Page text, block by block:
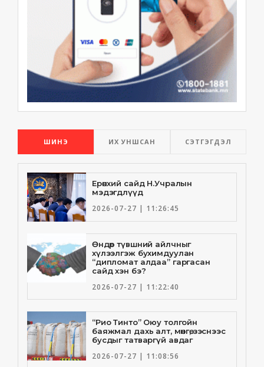
ШИНЭ ИХ УНШСАН СЭТГЭГДЭЛ
Ерөнхий сайд Н.Учралын
мэдэгдлүүд
2026-07-27 | 11:26:45
Өндөр түвшний айлчныг
хүлээлгэж бухимдуулан
“дипломат алдаа” гаргасан
сайд хэн бэ?
2026-07-27 | 11:22:40
“Рио Тинто” Оюу толгойн
баяжмал дахь алт, мөнгө, зэснээс
бусдыг татваргүй авдаг
2026-07-27 | 11:08:56